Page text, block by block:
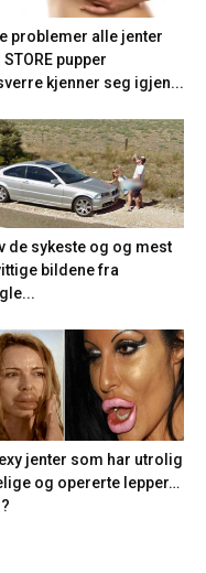
problemer alle jenter
pupper
kjenner seg igjen...
de sykeste og og mest
bildene fra
jenter som har utrolig
og opererte lepper…